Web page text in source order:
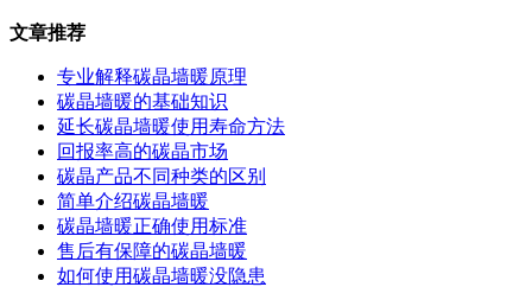
文章推荐
专业解释碳晶墙暖原理
碳晶墙暖的基础知识
延长碳晶墙暖使用寿命方法
回报率高的碳晶市场
碳晶产品不同种类的区别
简单介绍碳晶墙暖
碳晶墙暖正确使用标准
售后有保障的碳晶墙暖
如何使用碳晶墙暖没隐患